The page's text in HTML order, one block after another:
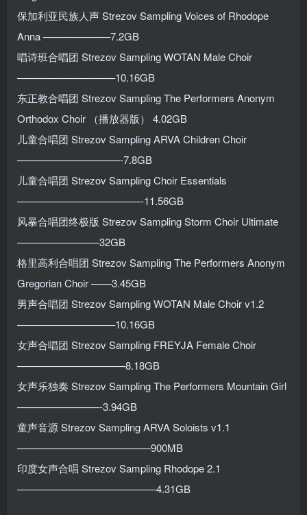
保加利亚民族人声 Strezov Sampling Voices of Rhodope
Anna ——————–7.2GB
唱诗班合唱团 Strezov Sampling WOTAN Male Choir
—————————–10.16GB
东正教合唱团 Strezov Sampling The Performers Anonym
Orthodox Choir （播放器版） 4.02GB
儿童合唱团 Strezov Sampling ARVA Children Choir
——————————-7.8GB
儿童合唱团 Strezov Sampling Choir Essentials
————————————-11.56GB
风暴合唱团终极版 Strezov Sampling Storm Choir Ultimate
————————32GB
格里高利合唱团 Strezov Sampling The Performers Anonym
Gregorian Choir ——3.45GB
男声合唱团 Strezov Sampling WOTAN Male Choir v1.2
—————————–10.16GB
女声合唱团 Strezov Sampling FREYJA Female Choir
——————————–8.18GB
女声乐独奏 Strezov Sampling The Performers Mountain Girl
————————-3.94GB
童声音源 Strezov Sampling ARVA Soloists v1.1
—————————————900MB
印度女声合唱 Strezov Sampling Rhodope 2.1
—————————————–4.31GB